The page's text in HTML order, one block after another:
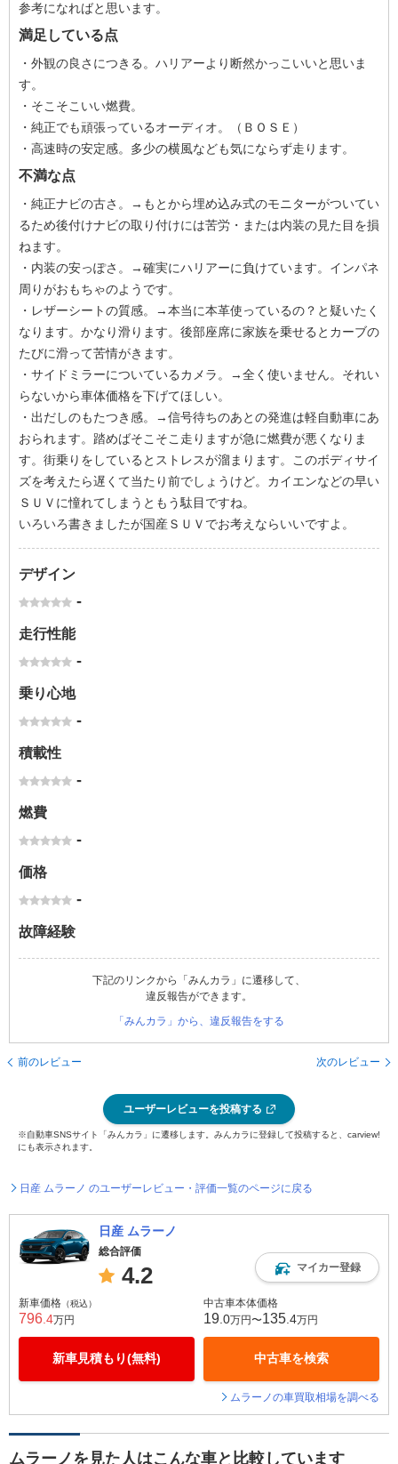
参考になればと思います。
満足している点
・外観の良さにつきる。ハリアーより断然かっこいいと思いま
す。
・そこそこいい燃費。
・純正でも頑張っているオーディオ。（ＢＯＳＥ）
・高速時の安定感。多少の横風なども気にならず走ります。
不満な点
・純正ナビの古さ。→もとから埋め込み式のモニターがついてい
るため後付けナビの取り付けには苦労・または内装の見た目を損
ねます。
・内装の安っぽさ。→確実にハリアーに負けています。インパネ
周りがおもちゃのようです。
・レザーシートの質感。→本当に本革使っているの？と疑いたく
なります。かなり滑ります。後部座席に家族を乗せるとカーブの
たびに滑って苦情がきます。
・サイドミラーについているカメラ。→全く使いません。それい
らないから車体価格を下げてほしい。
・出だしのもたつき感。→信号待ちのあとの発進は軽自動車にあ
おられます。踏めばそこそこ走りますが急に燃費が悪くなりま
す。街乗りをしているとストレスが溜まります。このボディサイ
ズを考えたら遅くて当たり前でしょうけど。カイエンなどの早い
ＳＵＶに憧れてしまうともう駄目ですね。
いろいろ書きましたが国産ＳＵＶでお考えならいいですよ。
デザイン
-
走行性能
-
乗り心地
-
積載性
-
燃費
-
価格
-
故障経験
下記のリンクから「みんカラ」に遷移して、
違反報告ができます。
「みんカラ」から、違反報告をする
前のレビュー 次のレビュー
ユーザーレビューを投稿する
※自動車SNSサイト「みんカラ」に遷移します。みんカラに登録して投稿すると、carview!
にも表示されます。
日産 ムラーノ のユーザーレビュー・評価一覧のページに戻る
日産 ムラーノ
総合評価
4.2 マイカー登録
新車価格 （税込）
796 .4万円
新車見積もり(無料)
中古車本体価格
19 .0万円〜135 .4万円
中古車を検索
ムラーノの車買取相場を調べる
ムラーノを見た人はこんな車と比較しています